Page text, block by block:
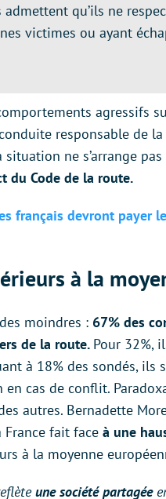
admettent qu’ils ne
victimes ou ayant
agressifs
responsable de
ne s’arrange
du Code de la route.
français devront payer
à la
moindres : 67% des
de la route. Pour 32%,
à 18% des sondés,
en cas de conflit.
autres. Bernadette
fait face à une
à la moyenne
une société partagée